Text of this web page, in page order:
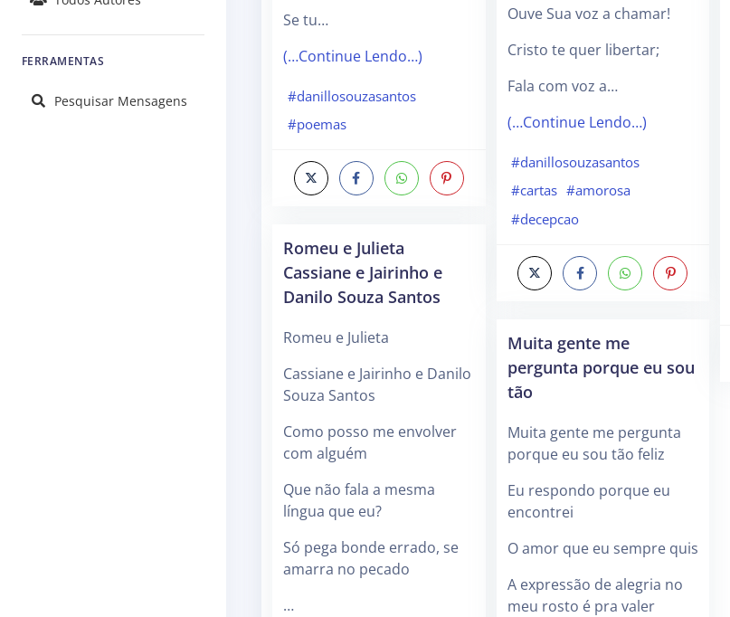
FERRAMENTAS
Pesquisar Mensagens
Se tu…
(…Continue Lendo…)
#danillosouzasantos
#poemas
Romeu e Julieta
Cassiane e Jairinho e
Danilo Souza Santos
Romeu e Julieta
Cassiane e Jairinho e Danilo
Souza Santos
Como posso me envolver
com alguém
Que não fala a mesma
língua que eu?
Só pega bonde errado, se
amarra no pecado
…
Ouve Sua voz a chamar!
Cristo te quer libertar;
Fala com voz a…
(…Continue Lendo…)
#danillosouzasantos
#cartas #amorosa
#decepcao
Muita gente me
pergunta porque eu sou
tão
Muita gente me pergunta
porque eu sou tão feliz
Eu respondo porque eu
encontrei
O amor que eu sempre quis
A expressão de alegria no
meu rosto é pra valer